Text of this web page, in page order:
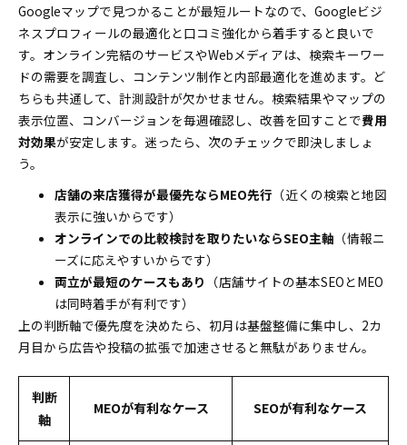
Googleマップで見つかることが最短ルートなので、Googleビジ
ネスプロフィールの最適化と口コミ強化から着手すると良いで
す。オンライン完結のサービスやWebメディアは、検索キーワー
ドの需要を調査し、コンテンツ制作と内部最適化を進めます。ど
ちらも共通して、計測設計が欠かせません。検索結果やマップの
表示位置、コンバージョンを毎週確認し、改善を回すことで費用
対効果が安定します。迷ったら、次のチェックで即決しましょ
う。
店舗の来店獲得が最優先ならMEO先行 （近くの検索と地図
表示に強いからです）
オンラインでの比較検討を取りたいならSEO主軸 （情報ニ
ーズに応えやすいからです）
両立が最短のケースもあり （店舗サイトの基本SEOとMEO
は同時着手が有利です）
上の判断軸で優先度を決めたら、初月は基盤整備に集中し、2カ
月目から広告や投稿の拡張で加速させると無駄がありません。
判断
軸
MEOが有利なケース SEOが有利なケース